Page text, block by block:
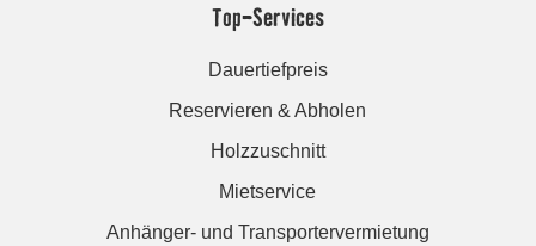
Top-Services
Dauertiefpreis
Reservieren & Abholen
Holzzuschnitt
Mietservice
Anhänger- und Transportervermietung